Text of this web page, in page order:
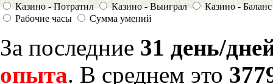
Казино - Потратил
Казино - Выиграл
Казино - Баланс
Рабочие часы
Сумма умений
За последние 31 день/
опыта. В среднем это